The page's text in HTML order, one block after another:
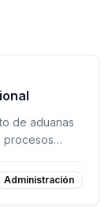
de aduanas
procesos
Administración